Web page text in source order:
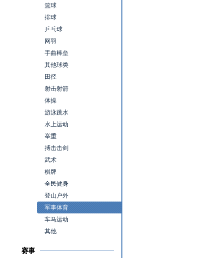
篮球
排球
乒乓球
网羽
手曲棒垒
其他球类
田径
射击射箭
体操
游泳跳水
水上运动
举重
搏击击剑
武术
棋牌
全民健身
登山户外
军事体育
车马运动
其他
赛事